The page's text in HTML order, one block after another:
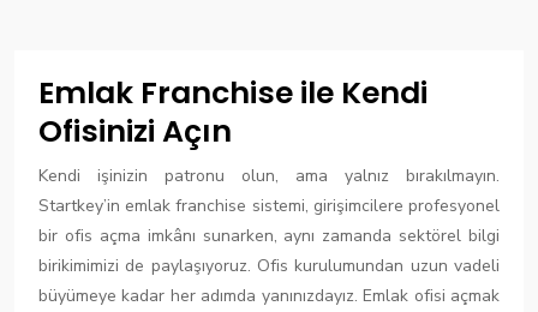
Emlak Franchise ile Kendi
Ofisinizi Açın
Kendi işinizin patronu olun, ama yalnız bırakılmayın.
Startkey’in emlak franchise sistemi, girişimcilere profesyonel
bir ofis açma imkânı sunarken, aynı zamanda sektörel bilgi
birikimimizi de paylaşıyoruz. Ofis kurulumundan uzun vadeli
büyümeye kadar her adımda yanınızdayız. Emlak ofisi açmak